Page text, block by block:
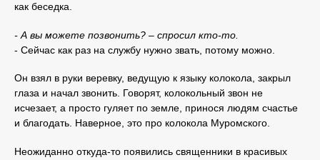
как беседка.
- А вы можете позвонить? – спросил кто-то.
- Сейчас как раз на службу нужно звать, потому можно.
Он взял в руки веревку, ведущую к языку колокола, закрыл
глаза и начал звонить. Говорят, колокольный звон не
исчезает, а просто гуляет по земле, принося людям счастье
и благодать. Наверное, это про колокола Муромского.
Неожиданно откуда-то появились священники в красивых